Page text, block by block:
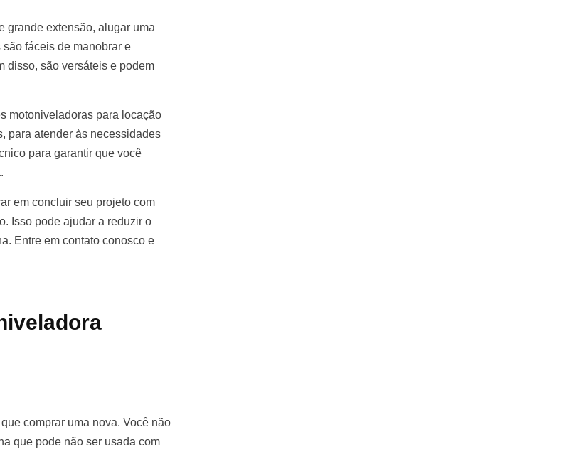
grande extensão, alugar uma
fáceis de manobrar e
disso, são versáteis e podem
motoniveladoras para locação
para atender às necessidades
para garantir que você
em concluir seu projeto com
Isso pode ajudar a reduzir o
Entre em contato conosco e
comprar uma nova. Você não
que pode não ser usada com